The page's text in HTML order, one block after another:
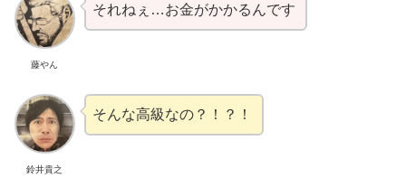
藤やん
それねぇ…お金がかかるんです
鈴井貴之
そんな高級なの？！？！